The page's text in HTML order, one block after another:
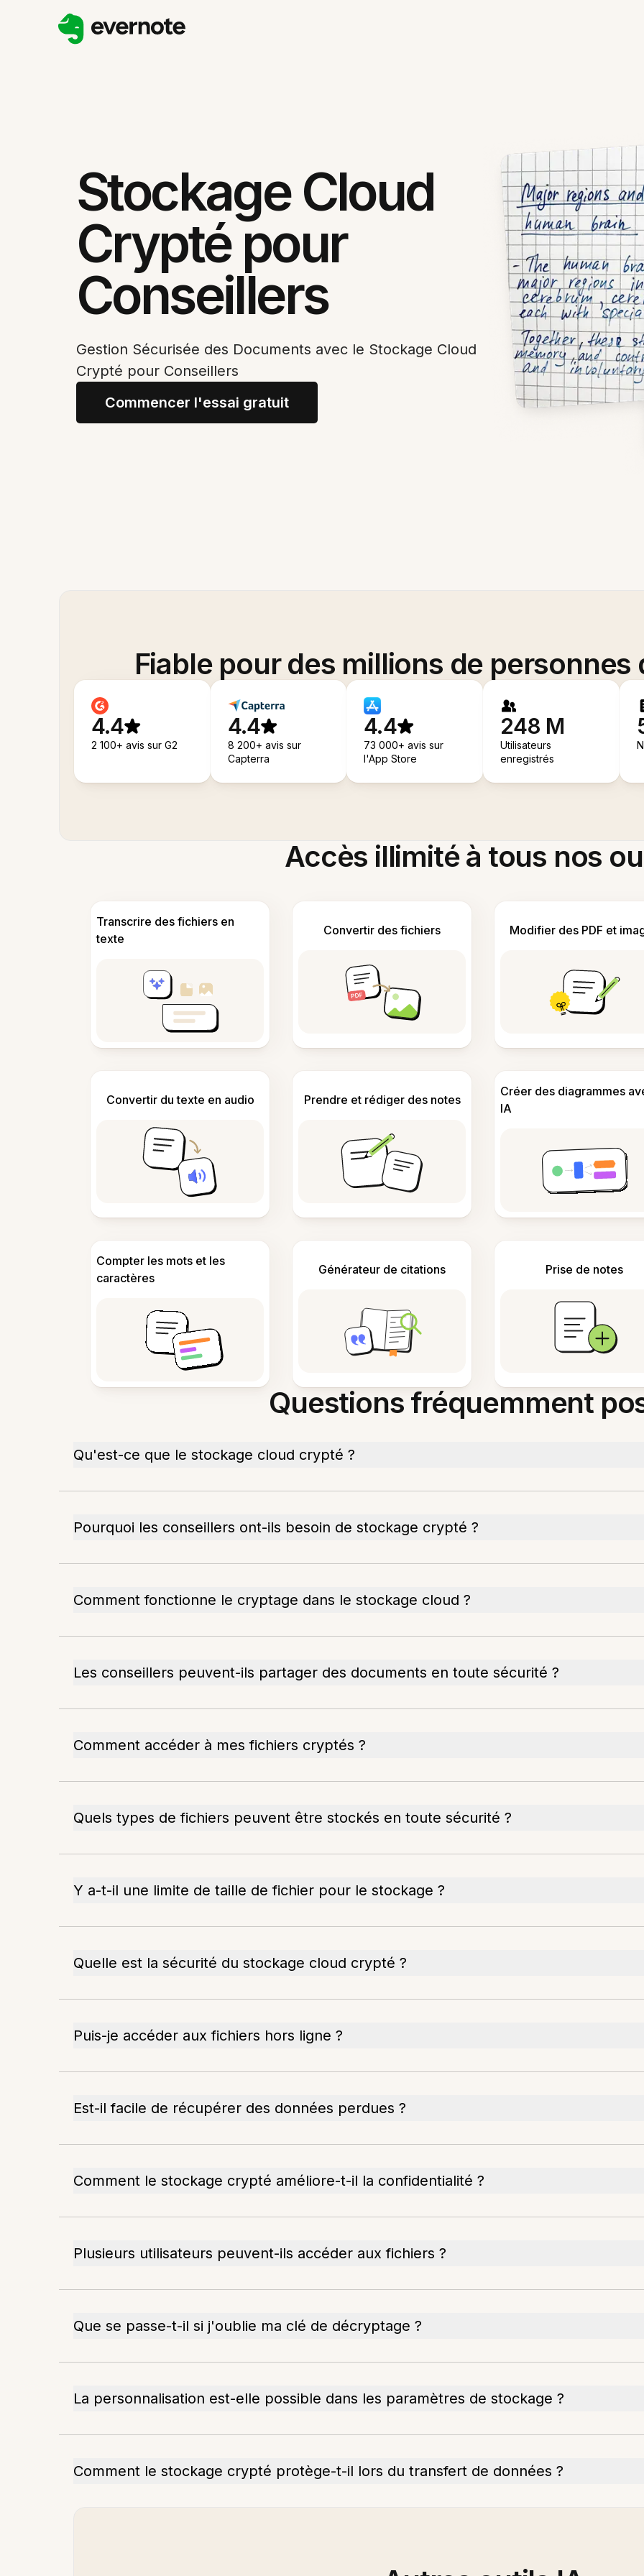
Stockage Cloud
Crypté pour
Conseillers
Gestion Sécurisée des Documents avec le Stockage Cloud
Crypté pour Conseillers
Commencer l'essai gratuit
Fiable pour des millions de personnes
4.4
2 100+ avis sur G2
4.4
8 200+ avis sur
Capterra
4.4
73 000+ avis sur
l'App Store
248 M
Utilisateurs
enregistrés
Accès illimité à tous nos
Transcrire des fichiers en
texte
Convertir des fichiers Modifier des PDF et
Convertir du texte en audio Prendre et rédiger des notes
Créer des diagrammes
IA
Compter les mots et les
caractères
Générateur de citations Prise de notes
Questions fréquemment
Qu'est-ce que le stockage cloud crypté ?
Pourquoi les conseillers ont-ils besoin de stockage crypté ?
Comment fonctionne le cryptage dans le stockage cloud ?
Les conseillers peuvent-ils partager des documents en toute sécurité ?
Comment accéder à mes fichiers cryptés ?
Quels types de fichiers peuvent être stockés en toute sécurité ?
Y a-t-il une limite de taille de fichier pour le stockage ?
Quelle est la sécurité du stockage cloud crypté ?
Puis-je accéder aux fichiers hors ligne ?
Est-il facile de récupérer des données perdues ?
Comment le stockage crypté améliore-t-il la confidentialité ?
Plusieurs utilisateurs peuvent-ils accéder aux fichiers ?
Que se passe-t-il si j'oublie ma clé de décryptage ?
La personnalisation est-elle possible dans les paramètres de stockage ?
Comment le stockage crypté protège-t-il lors du transfert de données ?